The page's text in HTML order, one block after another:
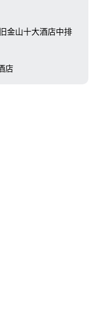
金山十大酒店中排